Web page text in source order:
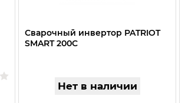
Сварочный инвертор PATRIOT
SMART 200C
Нет в наличии